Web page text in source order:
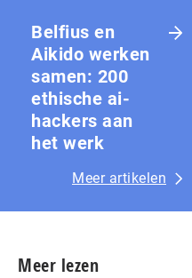
Belfius en
Aikido werken
samen: 200
ethische ai-
hackers aan
het werk
Meer artikelen
Meer lezen